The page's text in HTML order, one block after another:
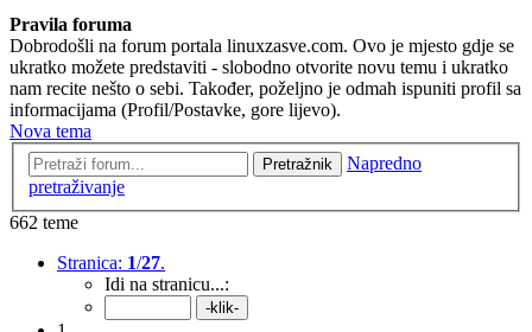
Pravila foruma
Dobrodošli na forum portala linuxzasve.com. Ovo je mjesto gdje se
ukratko možete predstaviti - slobodno otvorite novu temu i ukratko
nam recite nešto o sebi. Također, poželjno je odmah ispuniti profil sa
informacijama (Profil/Postavke, gore lijevo).
Nova tema
Pretražnik
Napredno
pretraživanje
662 teme
Stranica: 1/27.
Idi na stranicu...: